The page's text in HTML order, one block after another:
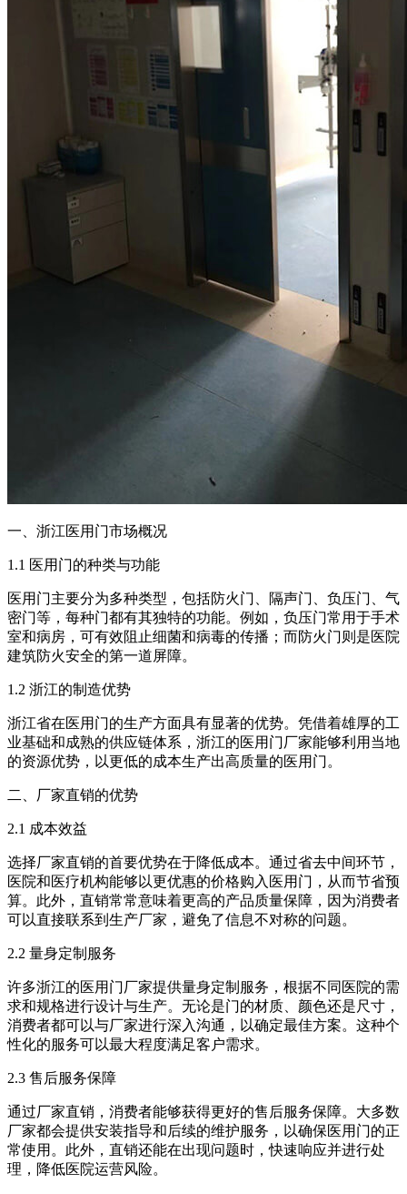
一、浙江医用门市场概况
1.1 医用门的种类与功能
医用门主要分为多种类型，包括防火门、隔声门、负压门、气
密门等，每种门都有其独特的功能。例如，负压门常用于手术
室和病房，可有效阻止细菌和病毒的传播；而防火门则是医院
建筑防火安全的第一道屏障。
1.2 浙江的制造优势
浙江省在医用门的生产方面具有显著的优势。凭借着雄厚的工
业基础和成熟的供应链体系，浙江的医用门厂家能够利用当地
的资源优势，以更低的成本生产出高质量的医用门。
二、厂家直销的优势
2.1 成本效益
选择厂家直销的首要优势在于降低成本。通过省去中间环节，
医院和医疗机构能够以更优惠的价格购入医用门，从而节省预
算。此外，直销常常意味着更高的产品质量保障，因为消费者
可以直接联系到生产厂家，避免了信息不对称的问题。
2.2 量身定制服务
许多浙江的医用门厂家提供量身定制服务，根据不同医院的需
求和规格进行设计与生产。无论是门的材质、颜色还是尺寸，
消费者都可以与厂家进行深入沟通，以确定最佳方案。这种个
性化的服务可以最大程度满足客户需求。
2.3 售后服务保障
通过厂家直销，消费者能够获得更好的售后服务保障。大多数
厂家都会提供安装指导和后续的维护服务，以确保医用门的正
常使用。此外，直销还能在出现问题时，快速响应并进行处
理，降低医院运营风险。